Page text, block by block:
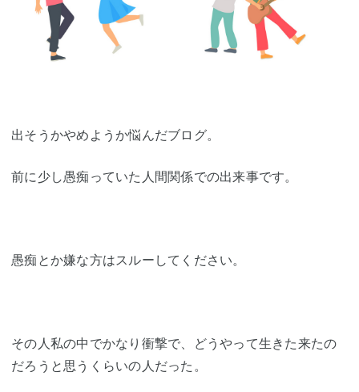
出そうかやめようか悩んだブログ。
前に少し愚痴っていた人間関係での出来事です。
愚痴とか嫌な方はスルーしてください。
その人私の中でかなり衝撃で、どうやって生きた来たの
だろうと思うくらいの人だった。